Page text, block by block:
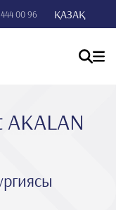
00 96 ҚАЗАҚ